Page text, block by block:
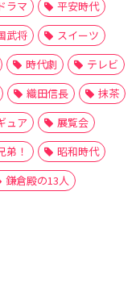
ラマ
平安時代
武将
スイーツ
時代劇
テレビ
織田信長
抹茶
ュア
展覧会
弟！
昭和時代
鎌倉殿の13人